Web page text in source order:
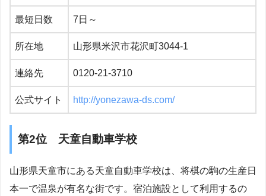
最短日数 7日～
所在地 山形県米沢市花沢町3044-1
連絡先 0120-21-3710
公式サイト http://yonezawa-ds.com/
第2位 天童自動車学校
山形県天童市にある天童自動車学校は、将棋の駒の生産日
本一で温泉が有名な街です。宿泊施設として利用するの